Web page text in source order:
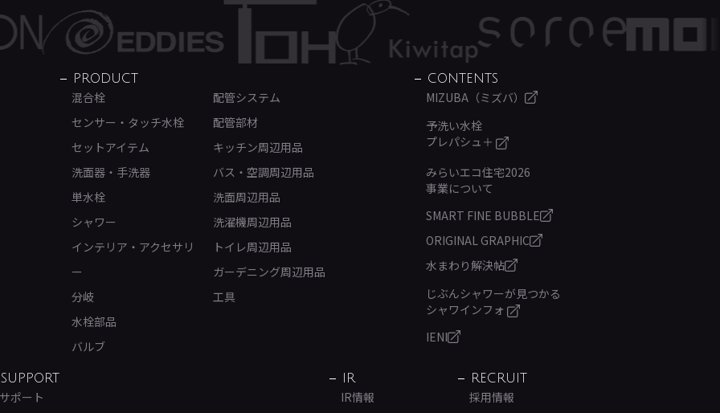
PRODUCT
混合栓
センサー・タッチ水栓
セットアイテム
洗面器・手洗器
単水栓
シャワー
インテリア・アクセサリ
ー
分岐
水栓部品
バルブ
配管システム
配管部材
キッチン周辺用品
バス・空調周辺用品
洗面周辺用品
洗濯機周辺用品
トイレ周辺用品
ガーデニング周辺用品
工具
CONTENTS
MIZUBA（ミズバ）
予洗い水栓
プレパシュ＋
みらいエコ住宅2026
事業について
SMART FINE BUBBLE
ORIGINAL GRAPHIC
水まわり解決帖
じぶんシャワーが見つかる
シャワインフォ
IENI
SUPPORT
サポート
IR
IR情報
RECRUIT
採用情報